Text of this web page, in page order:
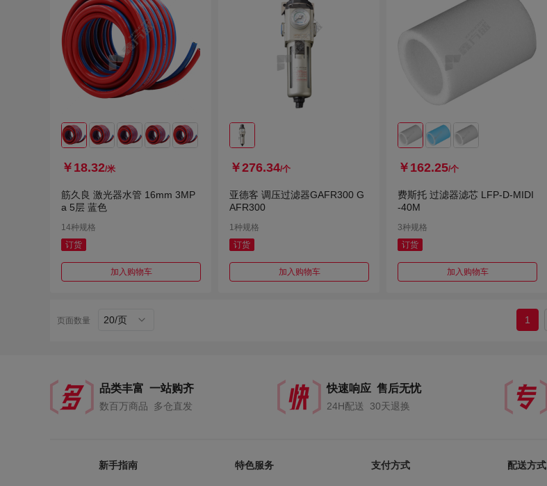
￥18.32/米
筋久良 激光器水管 16mm 3MP
a 5层 蓝色
14种规格
订货
加入购物车
￥276.34/个
亚德客 调压过滤器GAFR300 G
AFR300
1种规格
订货
加入购物车
￥162.25/个
费斯托 过滤器滤芯 LFP-D-MIDI
-40M
3种规格
订货
加入购物车
页面数量 20/页 1
品类丰富 一站购齐
数百万商品 多仓直发
快速响应 售后无忧
24H配送 30天退换
新手指南 特色服务 支付方式 配送方式